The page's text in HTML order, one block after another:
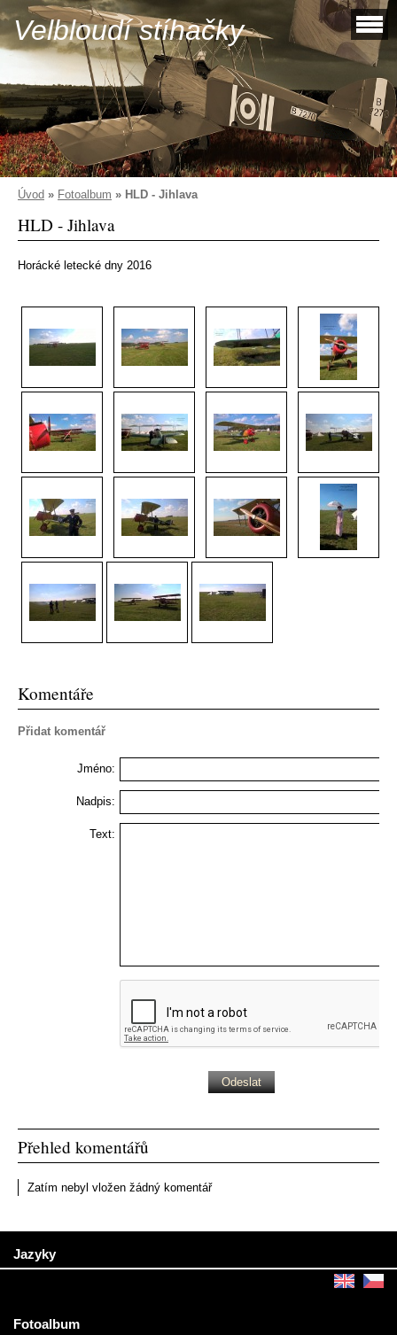
Velbloudí stíhačky
Úvod » Fotoalbum » HLD - Jihlava
HLD - Jihlava
Horácké letecké dny 2016
Komentáře
Přidat komentář
Jméno:
Nadpis:
Text:
Přehled komentářů
Zatím nebyl vložen žádný komentář
Jazyky
Fotoalbum